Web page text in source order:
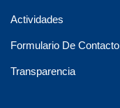
Actividades
Formulario De Contacto
Transparencia